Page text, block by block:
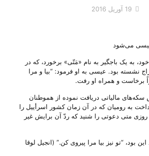
19 آوریل 2016
می‌شود
به یک باجگیر به نام «مَتّی» برخورد، که در
نشسته بود. عیسی به او فرمود: “بیا و مرا
برخاست و همراه او رفت.
سکه‌های مالیاتی دریافت نموده از هموطنان
به رومیان که در آن زمان کشور اسرأییل را
متی دعوتی را شنید که ردّ آن برایش غیر
بود، “تو نیز بیا مرا پیروی کن.” (انجیل لوقا